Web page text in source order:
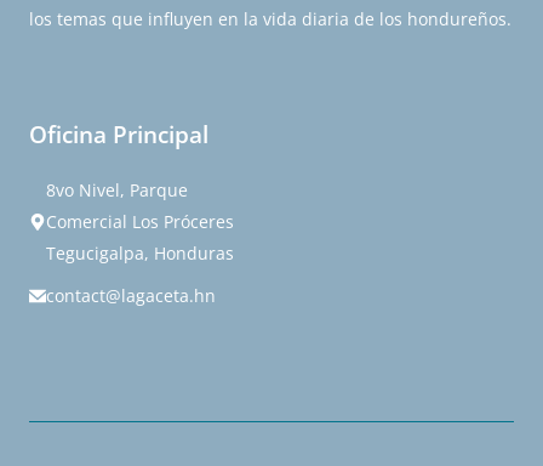
los temas que influyen en la vida diaria de los hondureños.
Oficina Principal
8vo Nivel, Parque
Comercial Los Próceres
Tegucigalpa, Honduras
contact@lagaceta.hn